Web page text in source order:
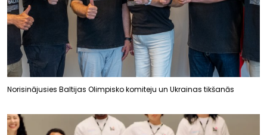
Norisinājusies Baltijas Olimpisko komiteju un Ukrainas tikšanās